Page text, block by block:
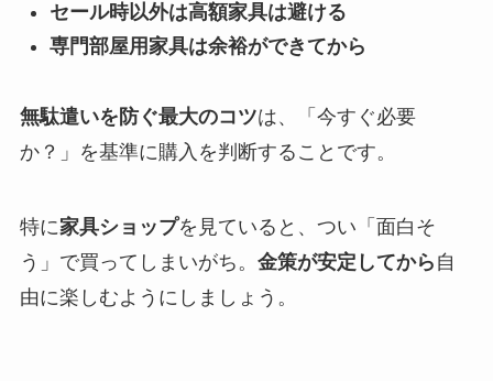
セール時以外は高額家具は避ける
専門部屋用家具は余裕ができてから
無駄遣いを防ぐ最大のコツは、「今すぐ必要
か？」を基準に購入を判断することです。
特に家具ショップを見ていると、つい「面白そ
う」で買ってしまいがち。 金策が安定してから 自
由に楽しむようにしましょう。